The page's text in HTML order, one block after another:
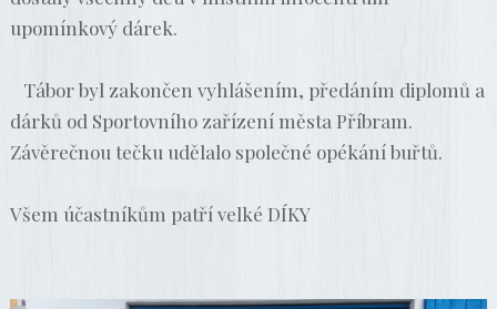
upomínkový dárek.
Tábor byl zakončen vyhlášením, předáním diplomů a
dárků od Sportovního zařízení města Příbram.
Závěrečnou tečku udělalo společné opékání buřtů.
Všem účastníkům patří velké DÍKY